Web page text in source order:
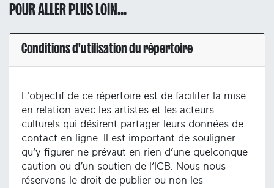
POUR ALLER PLUS LOIN...
Conditions d'utilisation du répertoire
L'objectif de ce répertoire est de faciliter la mise
en relation avec les artistes et les acteurs
culturels qui désirent partager leurs données de
contact en ligne. Il est important de souligner
qu’y figurer ne prévaut en rien d’une quelconque
caution ou d’un soutien de l’ICB. Nous nous
réservons le droit de publier ou non les